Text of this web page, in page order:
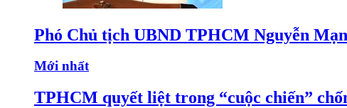
Phó Chủ tịch UBND TPHCM Nguyễn
Mới nhất
TPHCM quyết liệt trong “cuộc chiến”